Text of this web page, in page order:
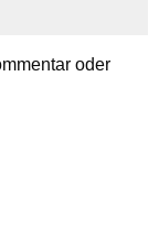
oder